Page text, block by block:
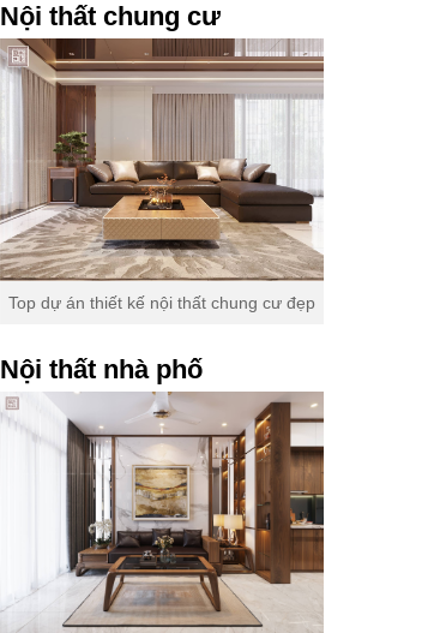
Nội thất chung cư
Top dự án thiết kế nội thất chung cư đẹp
Nội thất nhà phố